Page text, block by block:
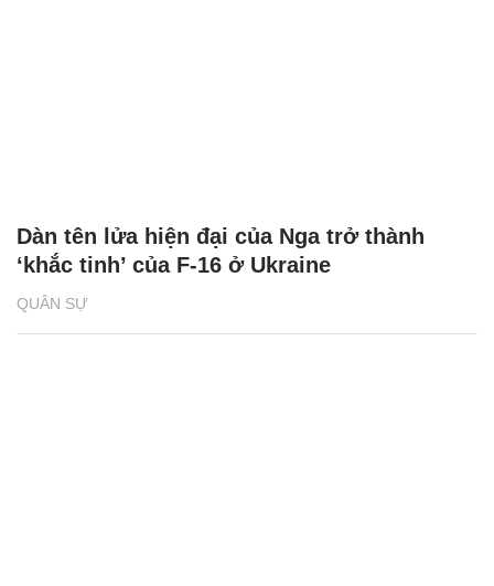
QUÂN SỰ
Dàn tên lửa hiện đại của Nga trở thành
‘khắc tinh’ của F-16 ở Ukraine